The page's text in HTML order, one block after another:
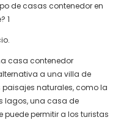
casa contenedor
a una villa de
naturales, como la
lagos, una casa de
permitir a los turistas